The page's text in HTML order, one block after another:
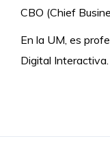
CBO (Chief
En la UM, es
Digital Interactiva.